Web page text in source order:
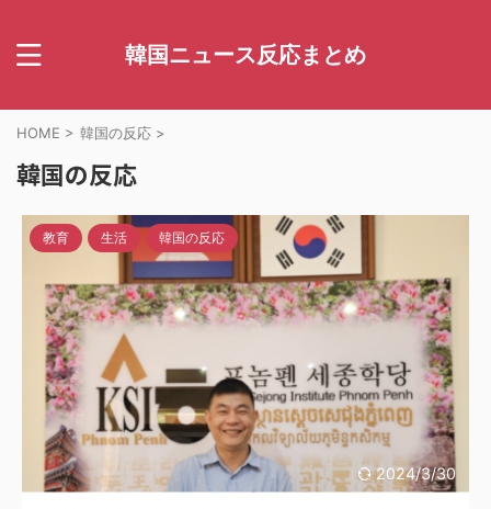
韓国ニュース反応まとめ
HOME > 韓国の反応 >
韓国の反応
2024/3/30
教育 生活 韓国の反応